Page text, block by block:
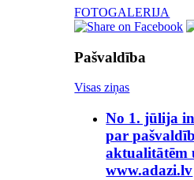
FOTOGALERIJA
Pašvaldība
Visas ziņas
No 1. jūlija
par
aktualitātēm
www.adazi.lv